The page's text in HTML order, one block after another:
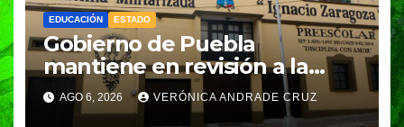
EDUCACIÓN ESTADO
Gobierno de Puebla
mantiene en revisión a la
Academia Militarizada para
seguir operando: Armenta
AGO 6, 2026 VERÓNICA ANDRADE CRUZ